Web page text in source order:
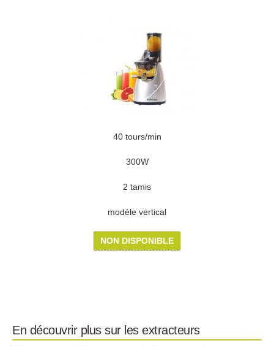
40 tours/min
300W
2 tamis
modèle vertical
NON DISPONIBLE
En découvrir plus sur les extracteurs